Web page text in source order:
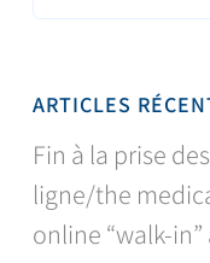
for:
ARTICLES
Fin à la prise
ligne/the
online “walk-